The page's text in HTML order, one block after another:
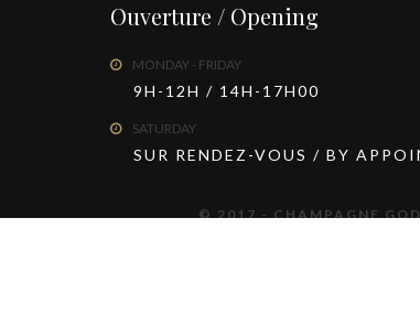
Ouverture / Opening
MONDAY - FRIDAY
9H-12H / 14H-17H00
SATURDAY
SUR RENDEZ-VOUS / BY
© 2017 - CHAMPAGNE